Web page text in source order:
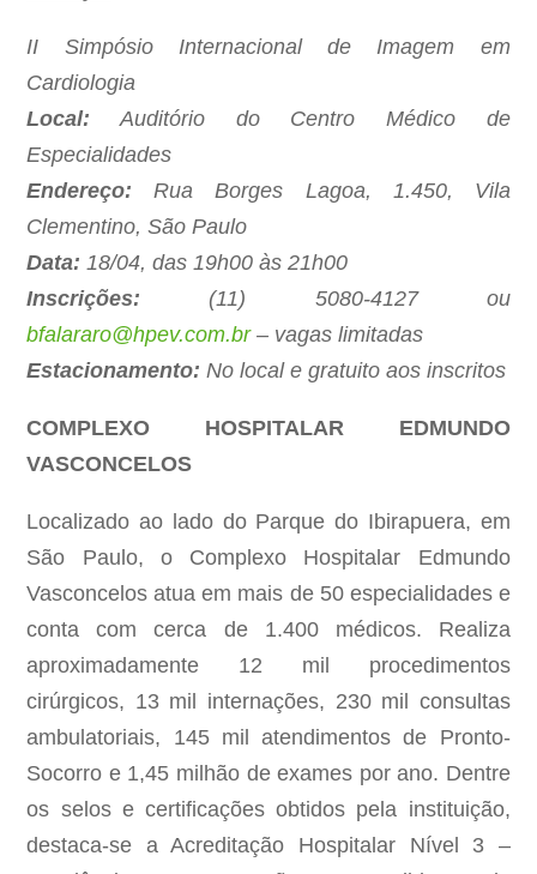
II Simpósio Internacional de Imagem em
Cardiologia
Local: Auditório do Centro Médico de
Especialidades
Endereço: Rua Borges Lagoa, 1.450, Vila
Clementino, São Paulo
Data: 18/04, das 19h00 às 21h00
Inscrições: (11) 5080-4127 ou
bfalararo@hpev.com.br– vagas limitadas
Estacionamento:No local e gratuito aos inscritos
COMPLEXO HOSPITALAR EDMUNDO
VASCONCELOS
Localizado ao lado do Parque do Ibirapuera, em
São Paulo, o Complexo Hospitalar Edmundo
Vasconcelos atua em mais de 50 especialidades e
conta com cerca de 1.400 médicos. Realiza
aproximadamente 12 mil procedimentos
cirúrgicos, 13 mil internações, 230 mil consultas
ambulatoriais, 145 mil atendimentos de Pronto-
Socorro e 1,45 milhão de exames por ano. Dentre
os selos e certificações obtidos pela instituição,
destaca-se a Acreditação Hospitalar Nível 3 –